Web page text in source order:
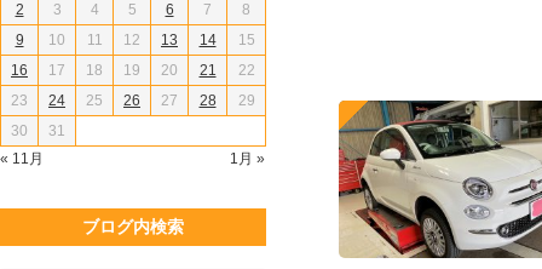
« 11月 1月 »
2
3 4 5 6 7
8
9
10 11 12 13 14
15
16
17 18 19 20 21
22
23
24 25 26 27 28
29
30
31
ブログ内検索